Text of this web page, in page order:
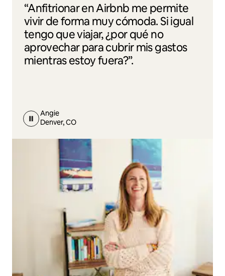
“Anfitrionar en Airbnb me permite
vivir de forma muy cómoda. Si igual
tengo que viajar, ¿por qué no
aprovechar para cubrir mis gastos
mientras estoy fuera?”.
Angie
Denver, CO